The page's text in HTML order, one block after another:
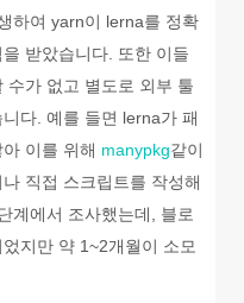
하여 yarn이 lerna를 정확
받았습니다. 또한 이들
수가 없고 별도로 외부 툴
다. 예를 들면 lerna가 패
이를 위해 manypkg같이
직접 스크립트를 작성해
계에서 조사했는데, 블로
지만 약 1~2개월이 소모